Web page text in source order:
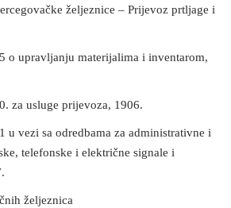
željeznice – Prijevoz prtljage i
o upravljanju materijalima i inventarom,
za usluge prijevoza, 1906.
u vezi sa odredbama za administrativne i
telefonske i električne signale i
željeznica